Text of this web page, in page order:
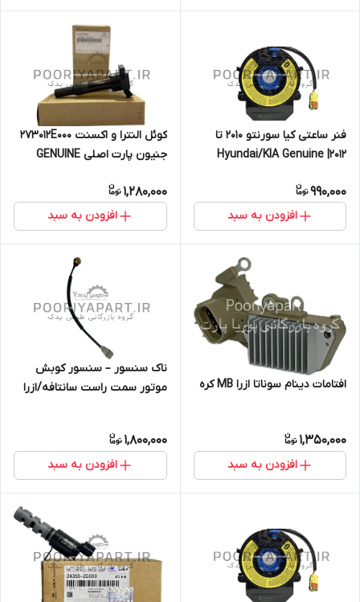
فنر ساعتی کیا سورنتو 2010 تا
2012| Hyundai/KIA Genuine
990,000
افزودن به سبد
کوئل النترا و اکسنت 273012E000
جنیون پارت اصلی GENUINE
1,280,000
افزودن به سبد
افتامات دینام سوناتا ازرا MB کره
1,350,000
افزودن به سبد
ناک سنسور – سنسور کوبش
موتور سمت راست سانتافه/ازرا
1,800,000
افزودن به سبد